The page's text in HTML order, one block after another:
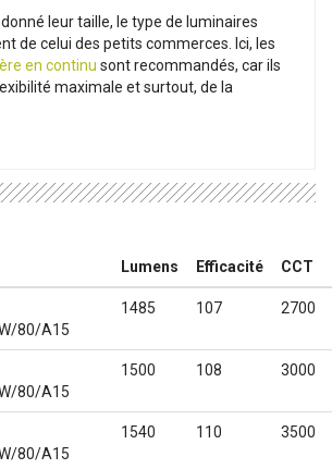
leur taille, le type de luminaires
de celui des petits commerces. Ici, les
en continu sont recommandés, car ils
maximale et surtout, de la
Lumens Efficacité CCT
80/A15
1485 107 2700
80/A15
1500 108 3000
80/A15
1540 110 3500